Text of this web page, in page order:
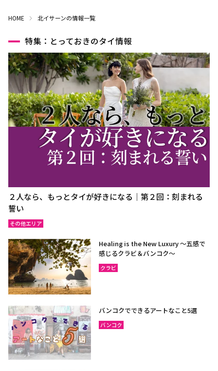
HOME 北イサーンの情報一覧
特集：とっておきのタイ情報
２人なら、もっとタイが好きになる｜第２回：刻まれる
誓い
その他エリア
Healing is the New Luxury ～五感で
感じるクラビ＆バンコク～
クラビ
バンコクでできるアートなこと5選
バンコク